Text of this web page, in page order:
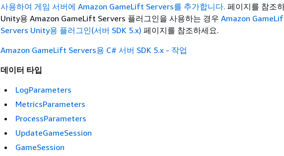
사용하여 게임 서버에 Amazon GameLift Servers를 추가합니다. 페이지를 참조
Unity용 Amazon GameLift Servers 플러그인을 사용하는 경우 Amazon
Servers Unity용 플러그인(서버 SDK 5.x) 페이지를 참조하세요.
Amazon GameLift Servers용 C# 서버 SDK 5.x - 작업
데이터 타입
LogParameters
MetricsParameters
ProcessParameters
UpdateGameSession
GameSession